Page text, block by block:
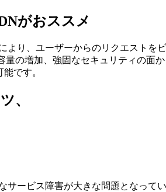
がおススメ
り、ユーザーからのリクエスト
の増加、強固なセキュリティの⾯
です。
、
ービス障害が⼤きな問題となってい